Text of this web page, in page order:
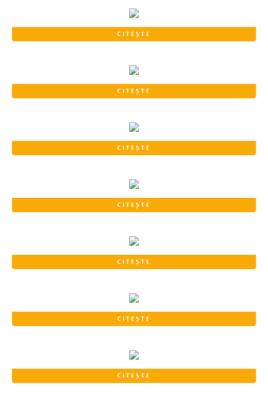
CITEȘTE
CITEȘTE
CITEȘTE
CITEȘTE
CITEȘTE
CITEȘTE
CITEȘTE